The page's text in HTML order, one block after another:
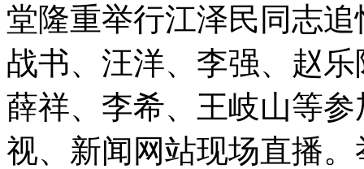
堂隆重举行江泽民同志
战书、汪洋、李强、赵
薛祥、李希、王岐山等
视、新闻网站现场直播